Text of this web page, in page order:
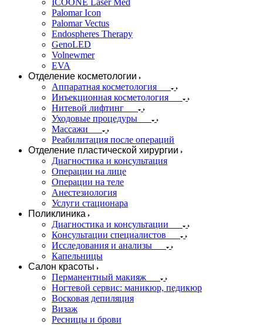
ICOONE Laser Med
Palomar Icon
Palomar Vectus
Endospheres Therapy
GenoLED
Volnewmer
EVA
Отделение косметологии
Аппаратная косметология
Инъекционная косметология
Нитевой лифтинг
Уходовые процедуры
Массажи
Реабилитация после операций
Отделение пластической хирургии
Диагностика и консультация
Операции на лице
Операции на теле
Анестезиология
Услуги стационара
Поликлиника
Диагностика и консультации
Консультации специалистов
Исследования и анализы
Капельницы
Салон красоты
Перманентный макияж
Ногтевой сервис: маникюр, педикюр
Восковая депиляция
Визаж
Ресницы и брови